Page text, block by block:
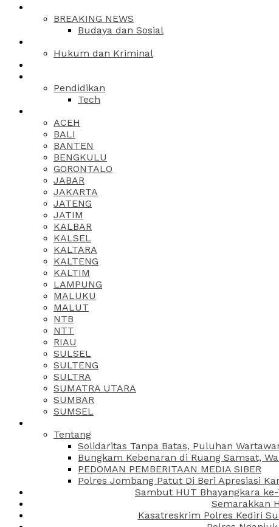
BREAKING NEWS
Budaya dan Sosial
Hukum dan Kriminal
Pendidikan
Tech
ACEH
BALI
BANTEN
BENGKULU
GORONTALO
JABAR
JAKARTA
JATENG
JATIM
KALBAR
KALSEL
KALTARA
KALTENG
KALTIM
LAMPUNG
MALUKU
MALUT
NTB
NTT
RIAU
SULSEL
SULTENG
SULTRA
SUMATRA UTARA
SUMBAR
SUMSEL
Tentang
Solidaritas Tanpa Batas, Puluhan
Bungkam Kebenaran di Ruang Samsat,
PEDOMAN PEMBERITAAN MEDIA SIBER
Polres Jombang Patut Di Beri Apresiasi
Sambut HUT Bhayangkara
Semarakkan
Kasatreskrim Polres Kediri